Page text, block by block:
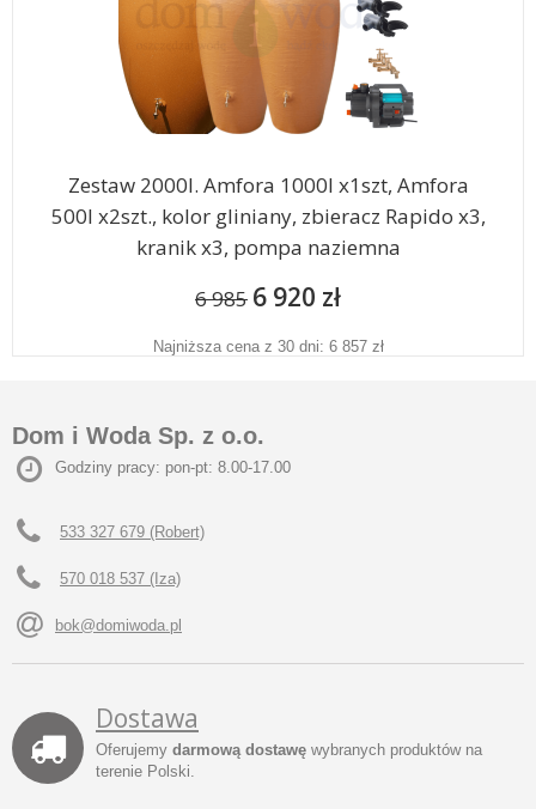
Zestaw 2000l. Amfora 1000l x1szt, Amfora
500l x2szt., kolor gliniany, zbieracz Rapido x3,
kranik x3, pompa naziemna
6 985 6 920 zł
Najniższa cena z 30 dni: 6 857 zł
Dom i Woda Sp. z o.o.
Godziny pracy: pon-pt: 8.00-17.00
533 327 679 (Robert)
570 018 537 (Iza)
bok@domiwoda.pl
Dostawa
Oferujemy darmową dostawę wybranych produktów na
terenie Polski.